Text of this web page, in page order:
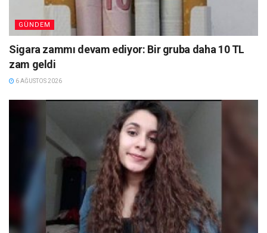
GÜNDEM
Sigara zammı devam ediyor: Bir gruba daha 10 TL
zam geldi
6 AĞUSTOS 2026